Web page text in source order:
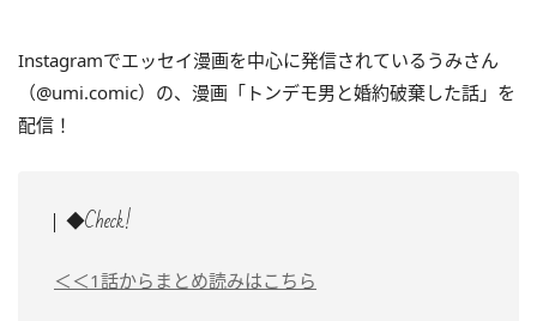
Instagramでエッセイ漫画を中心に発信されているうみさん
（@umi.comic）の、漫画「トンデモ男と婚約破棄した話」を
配信！
◆Check!
＜＜1話からまとめ読みはこちら